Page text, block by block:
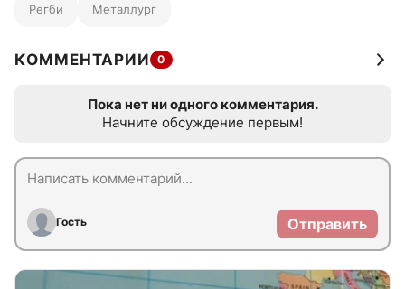
Регби Металлург
КОММЕНТАРИИ 0
Пока нет ни одного комментария.
Начните обсуждение первым!
Гость Отправить